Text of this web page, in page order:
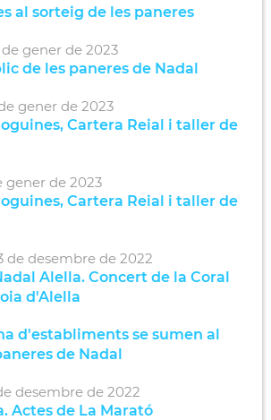
al sorteig de les paneres
de gener de 2023
de les paneres de Nadal
gener de 2023
Cartera Reial i taller de
gener de 2023
Cartera Reial i taller de
de desembre de 2022
Alella. Concert de la Coral
d'Alella
d'establiments se sumen al
de Nadal
desembre de 2022
Actes de La Marató